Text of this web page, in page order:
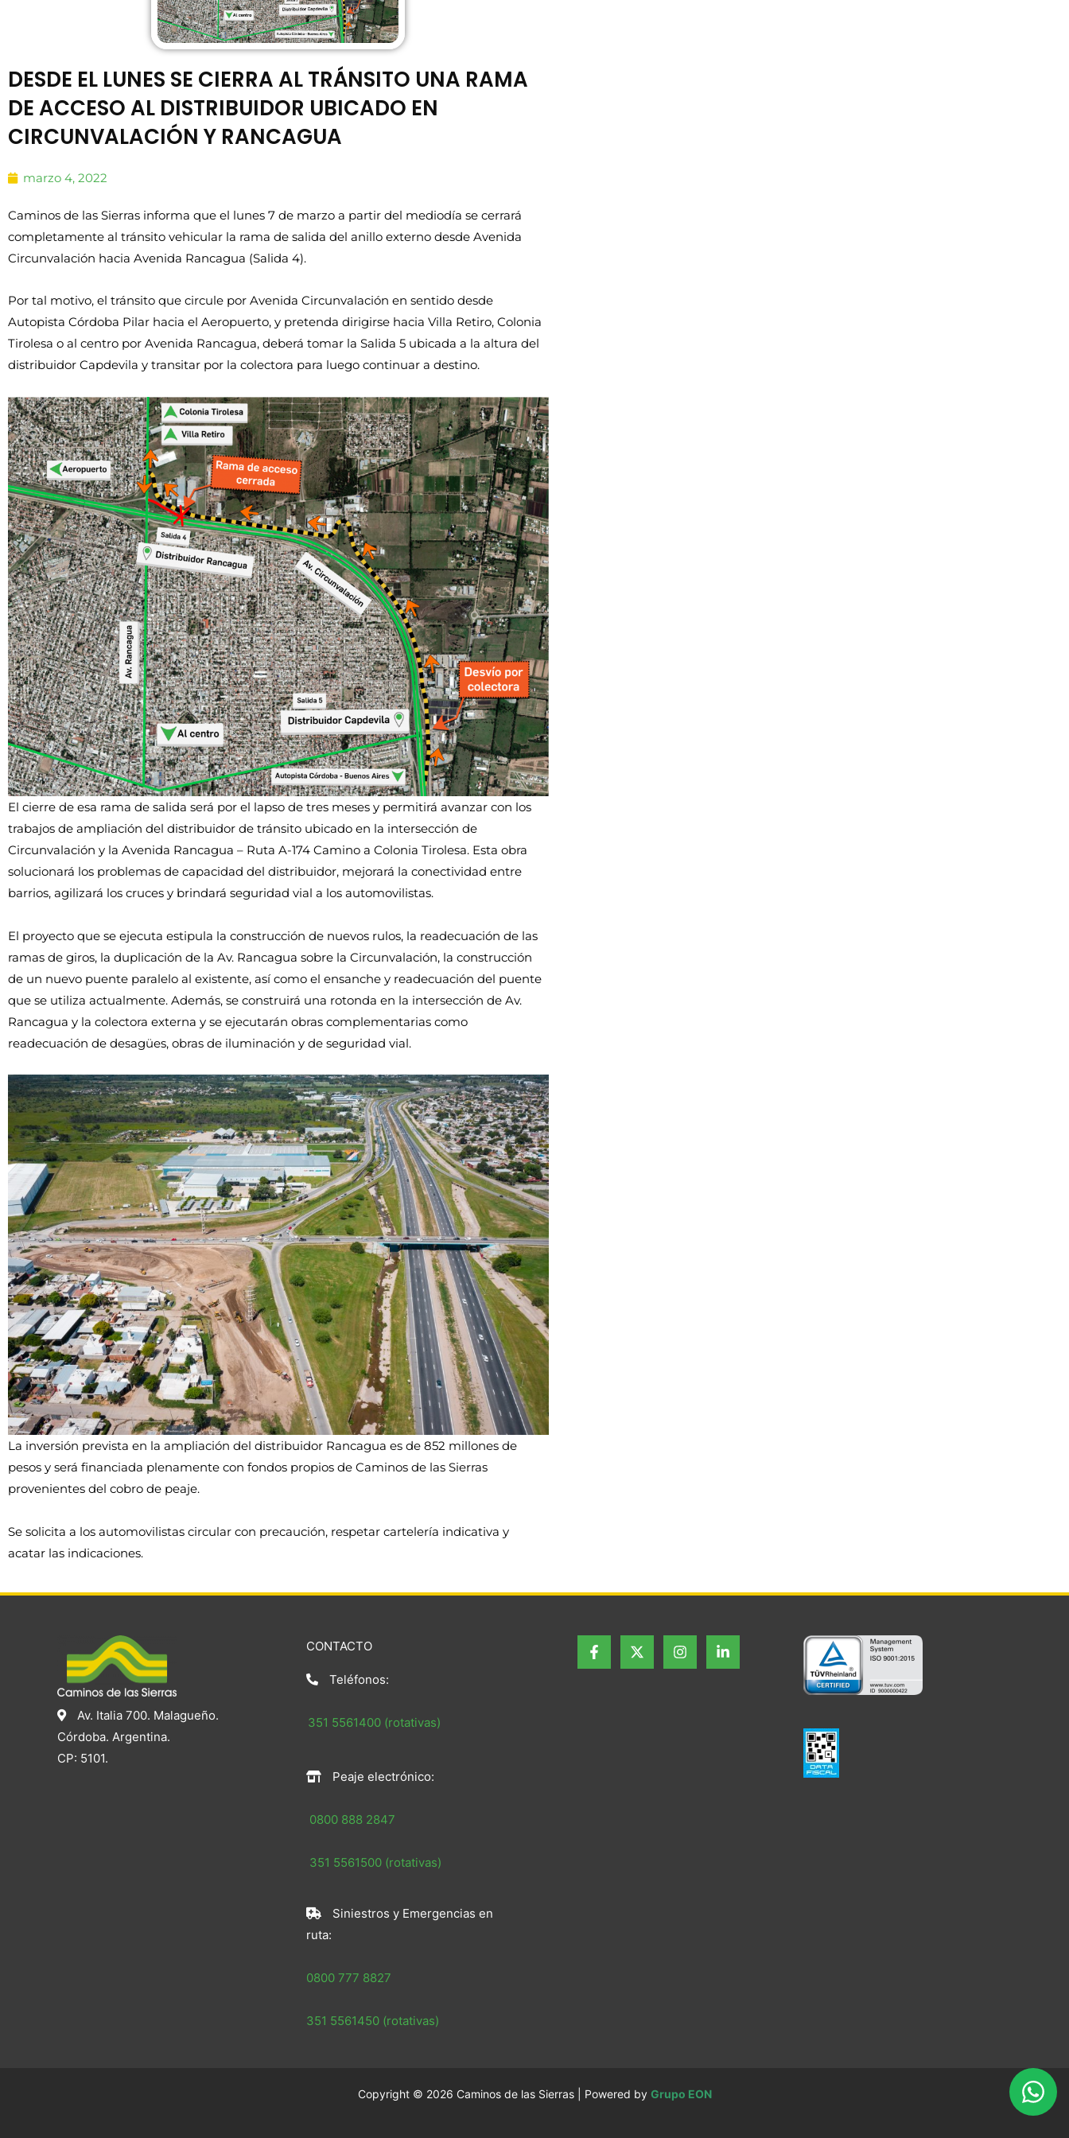
DESDE EL LUNES SE CIERRA AL TRÁNSITO UNA RAMA
DE ACCESO AL DISTRIBUIDOR UBICADO EN
CIRCUNVALACIÓN Y RANCAGUA
marzo 4, 2022
Caminos de las Sierras informa que el lunes 7 de marzo a partir del mediodía se cerrará
completamente al tránsito vehicular la rama de salida del anillo externo desde Avenida
Circunvalación hacia Avenida Rancagua (Salida 4).
Por tal motivo, el tránsito que circule por Avenida Circunvalación en sentido desde
Autopista Córdoba Pilar hacia el Aeropuerto, y pretenda dirigirse hacia Villa Retiro, Colonia
Tirolesa o al centro por Avenida Rancagua, deberá tomar la Salida 5 ubicada a la altura del
distribuidor Capdevila y transitar por la colectora para luego continuar a destino.
El cierre de esa rama de salida será por el lapso de tres meses y permitirá avanzar con los
trabajos de ampliación del distribuidor de tránsito ubicado en la intersección de
Circunvalación y la Avenida Rancagua – Ruta A-174 Camino a Colonia Tirolesa. Esta obra
solucionará los problemas de capacidad del distribuidor, mejorará la conectividad entre
barrios, agilizará los cruces y brindará seguridad vial a los automovilistas.
El proyecto que se ejecuta estipula la construcción de nuevos rulos, la readecuación de las
ramas de giros, la duplicación de la Av. Rancagua sobre la Circunvalación, la construcción
de un nuevo puente paralelo al existente, así como el ensanche y readecuación del puente
que se utiliza actualmente. Además, se construirá una rotonda en la intersección de Av.
Rancagua y la colectora externa y se ejecutarán obras complementarias como
readecuación de desagües, obras de iluminación y de seguridad vial.
La inversión prevista en la ampliación del distribuidor Rancagua es de 852 millones de
pesos y será financiada plenamente con fondos propios de Caminos de las Sierras
provenientes del cobro de peaje.
Se solicita a los automovilistas circular con precaución, respetar cartelería indicativa y
acatar las indicaciones.
Av. Italia 700. Malagueño.
Córdoba. Argentina.
CP: 5101.
CONTACTO
Teléfonos:
351 5561400 (rotativas)
Peaje electrónico:
0800 888 2847
351 5561500 (rotativas)
Siniestros y Emergencias en
ruta:
0800 777 8827
351 5561450 (rotativas)
Copyright © 2026 Caminos de las Sierras | Powered by Grupo EON